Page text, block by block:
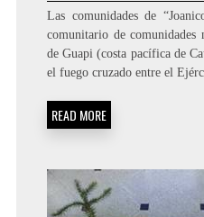
Las comunidades de
comunitario de
de Guapi (costa pacífica de
el fuego cruzado entre el
READ MORE